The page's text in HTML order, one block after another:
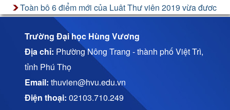
Toàn bộ 6 điểm mới của Luật Thư viện 2019 vừa được
thông qua
Trường Đại học Hùng Vương
Địa chỉ: Phường Nông Trang - thành phố Việt Trì,
tỉnh Phú Thọ
Email: thuvien@hvu.edu.vn
Điện thoại: 02103.710.249